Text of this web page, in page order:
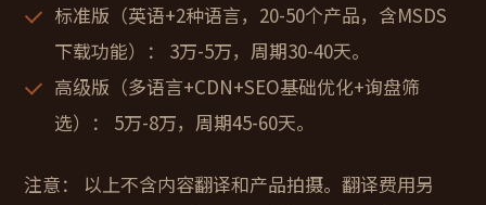
标准版（英语+2种语言，20-50个产品，含MSDS
下载功能）：
3万-5万，周期30-40天。
高级版（多语言+CDN+SEO基础优化+询盘筛
选）：
5万-8万，周期45-60天。
注意：
以上不含内容翻译和产品拍摄。翻译费用另